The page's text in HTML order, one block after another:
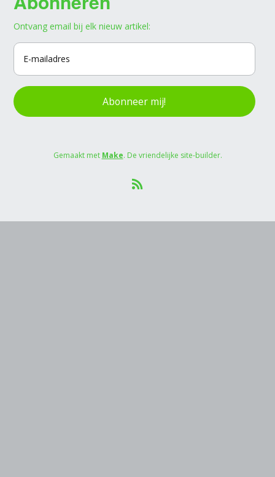
Ontvang email bij elk nieuw artikel:
Abonneer mij!
Gemaakt met Make. De vriendelijke site-builder.